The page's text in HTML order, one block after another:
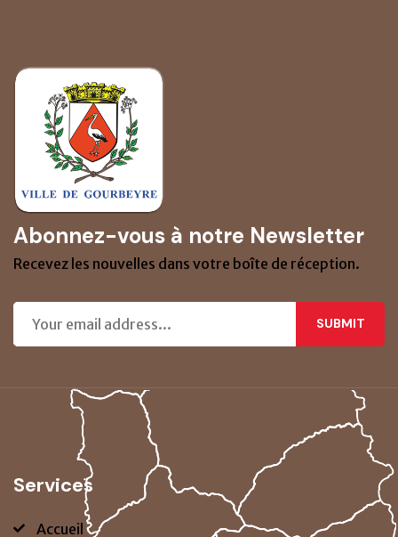
Abonnez-vous à notre Newsletter
Recevez les nouvelles dans votre boîte de réception.
SUBMIT
Services
Accueil